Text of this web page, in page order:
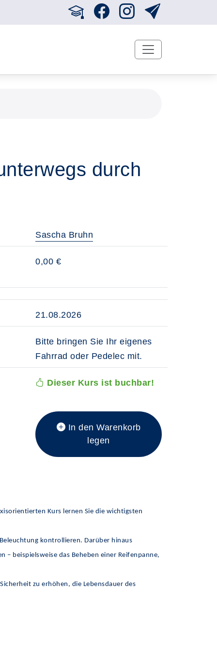
durch
Sascha Bruhn
0,00 €
21.08.2026
Bitte bringen Sie Ihr eigenes
Fahrrad oder Pedelec mit.
Dieser Kurs ist buchbar!
In den Warenkorb
legen
Kurs lernen Sie die wichtigsten
kontrollieren. Darüber hinaus
beispielsweise das Beheben einer Reifenpanne,
zu erhöhen, die Lebensdauer des